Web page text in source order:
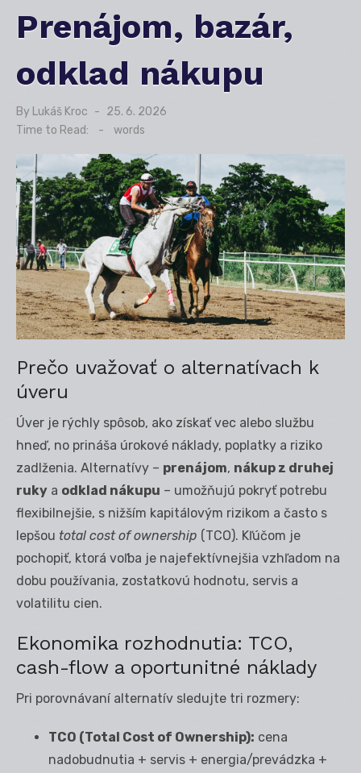
Prenájom, bazár,
odklad nákupu
By Lukáš Kroc
Posted
on
25. 6. 2026
Time to Read:
- words
Prečo uvažovať o alternatívach k
úveru
Úver je rýchly spôsob, ako získať vec alebo službu
hneď, no prináša úrokové náklady, poplatky a riziko
zadlženia. Alternatívy – prenájom, nákup z druhej
ruky a odklad nákupu – umožňujú pokryť potrebu
flexibilnejšie, s nižším kapitálovým rizikom a často s
lepšou total cost of ownership (TCO). Kľúčom je
pochopiť, ktorá voľba je najefektívnejšia vzhľadom na
dobu používania, zostatkovú hodnotu, servis a
volatilitu cien.
Ekonomika rozhodnutia: TCO,
cash-flow a oportunitné náklady
Pri porovnávaní alternatív sledujte tri rozmery:
TCO (Total Cost of Ownership): cena
nadobudnutia + servis + energia/prevádzka +